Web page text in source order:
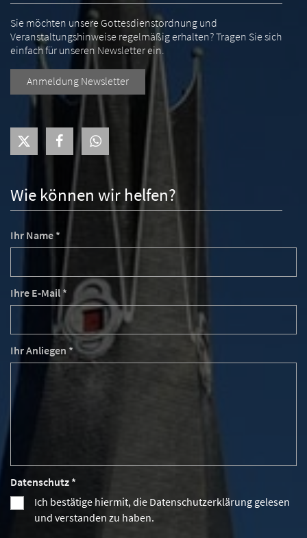
Wie können wir helfen?
Ihr Name *
Ihre E-Mail *
Ihr Anliegen *
Datenschutz *
Ich bestätige hiermit, die Datenschutzerklärung gelesen
und verstanden zu haben.
Sie möchten unsere Gottesdienstordnung und
Veranstaltungshinweise regelmäßig erhalten? Tragen Sie sich
einfach für unseren Newsletter ein.
Anmeldung Newsletter